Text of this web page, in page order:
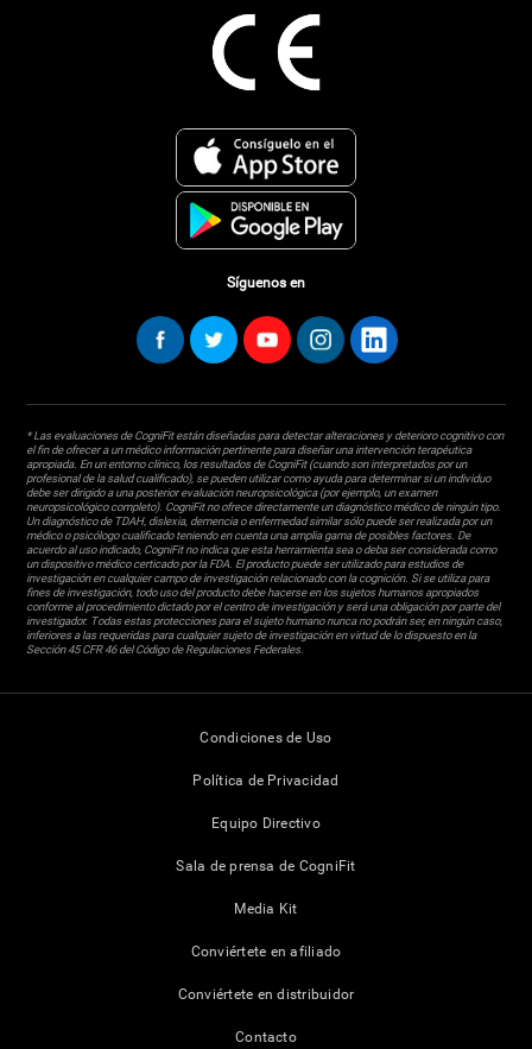
Síguenos en
* Las evaluaciones de CogniFit están diseñadas para detectar alteraciones y deterioro cognitivo con
el fin de ofrecer a un médico información pertinente para diseñar una intervención terapéutica
apropiada. En un entorno clínico, los resultados de CogniFit (cuando son interpretados por un
profesional de la salud cualificado), se pueden utilizar como ayuda para determinar si un individuo
debe ser dirigido a una posterior evaluación neuropsicológica (por ejemplo, un examen
neuropsicológico completo). CogniFit no ofrece directamente un diagnóstico médico de ningún tipo.
Un diagnóstico de TDAH, dislexia, demencia o enfermedad similar sólo puede ser realizada por un
médico o psicólogo cualificado teniendo en cuenta una amplia gama de posibles factores. De
acuerdo al uso indicado, CogniFit no indica que esta herramienta sea o deba ser considerada como
un dispositivo médico certicado por la FDA. El producto puede ser utilizado para estudios de
investigación en cualquier campo de investigación relacionado con la cognición. Si se utiliza para
fines de investigación, todo uso del producto debe hacerse en los sujetos humanos apropiados
conforme al procedimiento dictado por el centro de investigación y será una obligación por parte del
investigador. Todas estas protecciones para el sujeto humano nunca no podrán ser, en ningún caso,
inferiores a las requeridas para cualquier sujeto de investigación en virtud de lo dispuesto en la
Sección 45 CFR 46 del Código de Regulaciones Federales.
Condiciones de Uso
Política de Privacidad
Equipo Directivo
Sala de prensa de CogniFit
Media Kit
Conviértete en afiliado
Conviértete en distribuidor
Contacto